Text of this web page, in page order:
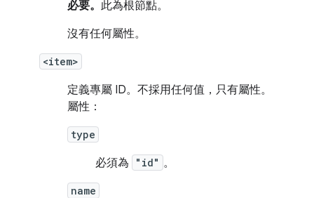
必要。 此為根節點。
沒有任何屬性。
<item>
定義專屬 ID。不採用任何值，只有屬性。
屬性：
type
必須為 "id" 。
name